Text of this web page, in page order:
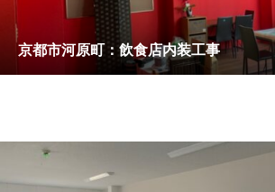
京都市河原町：飲食店内装工事